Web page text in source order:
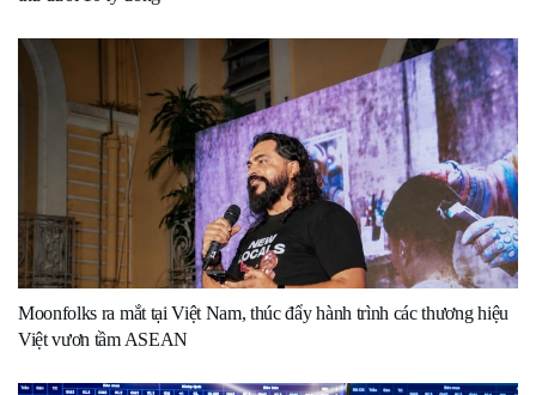
Moonfolks ra mắt tại Việt Nam, thúc đẩy hành trình các thương hiệu
Việt vươn tầm ASEAN